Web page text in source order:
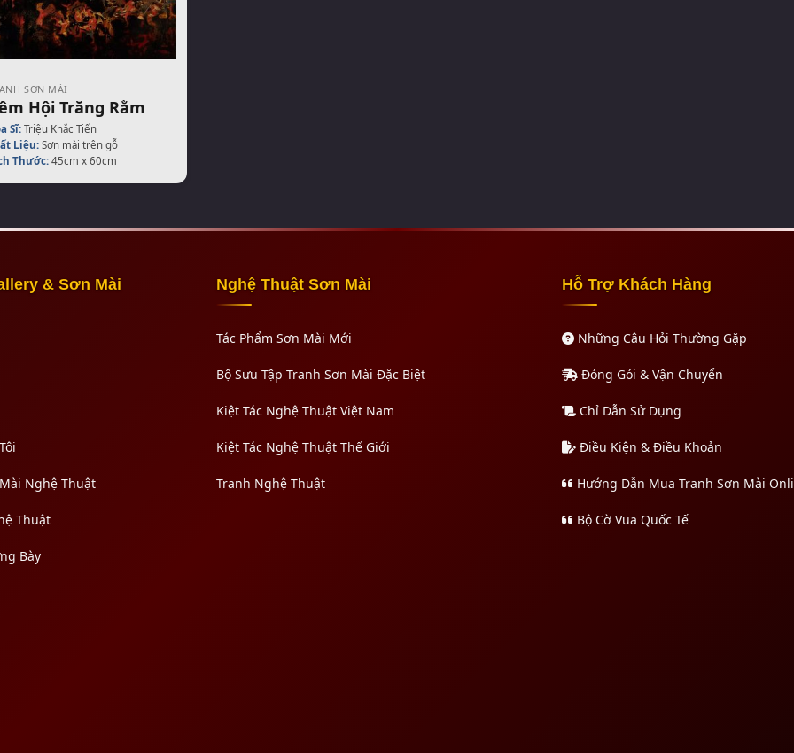
SƠN MÀI
Hội Trăng Rằm
Sĩ:Triệu Khắc Tiến
Liệu: Sơn mài trên gỗ
Thước:45cm x 60cm
& Sơn Mài
Nghệ Thuật
Thuật
Bày
Nghệ Thuật Sơn Mài
Tác Phẩm Sơn Mài Mới
Bộ Sưu Tập Tranh Sơn Mài Đặc Biệt
Kiệt Tác Nghệ Thuật Việt Nam
Kiệt Tác Nghệ Thuật Thế Giới
Tranh Nghệ Thuật
Hỗ Trợ Khách Hàng
Những Câu Hỏi Thường Gặp
Đóng Gói & Vận Chuyển
Chỉ Dẫn Sử Dụng
Điều Kiện & Điều Khoản
Hướng Dẫn Mua Tranh Sơn Mài
Bộ Cờ Vua Quốc Tế